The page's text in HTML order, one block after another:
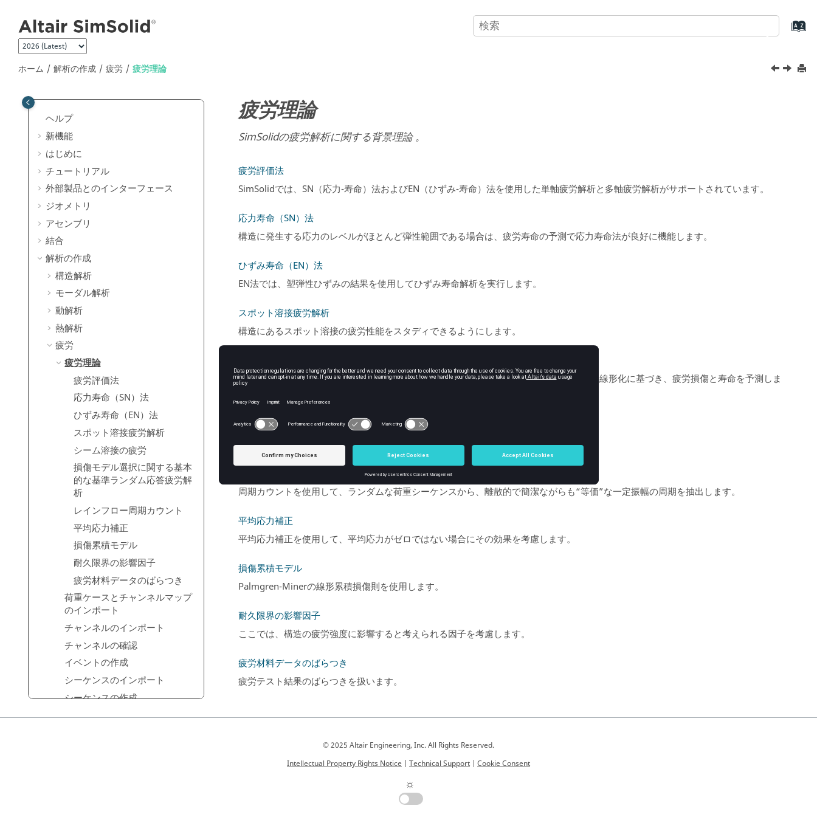
ホーム 解析の作成 疲労 疲労理論
ヘルプ
新機能
はじめに
チュートリアル
外部製品とのインターフェース
ジオメトリ
アセンブリ
結合
解析の作成
構造解析
モーダル解析
動解析
熱解析
疲労
疲労理論
疲労評価法
応力寿命（SN）法
ひずみ寿命（EN）法
スポット溶接疲労解析
シーム溶接の疲労
損傷モデル選択に関する基本
的な基準ランダム応答疲労解
析
レインフロー周期カウント
平均応力補正
損傷累積モデル
耐久限界の影響因子
疲労材料データのばらつき
荷重ケースとチャンネルマップ
のインポート
チャンネルのインポート
チャンネルの確認
イベントの作成
シーケンスのインポート
シーケンスの作成
電磁界解析
疲労理論
SimSolidの疲労解析に関する背景理論 。
疲労評価法
SimSolidでは、SN（応力-寿命）法およびEN（ひずみ-寿命）法を使用した単軸疲労解析と多軸疲労解析がサポートされています。
応力寿命（SN）法
構造に発生する応力のレベルがほとんど弾性範囲である場合は、疲労寿命の予測で応力寿命法が良好に機能します。
ひずみ寿命（EN）法
EN法では、塑弾性ひずみの結果を使用してひずみ寿命解析を実行します。
スポット溶接疲労解析
構造にあるスポット溶接の疲労性能をスタディできるようにします。
SimSolidに実装されているシーム溶接の疲労は、Volvoメソッドと組み合わされた応力の線形化に基づき、疲労損傷と寿命を予測しま
す。線形化応力は、板厚方向の弾性応力場を、同等の膜応力と曲げ応力に分解します。
損傷モデル選択に関する基本的な基準ランダム応答疲労解析
ランダムな荷重を受ける構造物の疲労寿命に関するスタディです。
周期カウントを使用して、ランダムな荷重シーケンスから、離散的で簡潔ながらも“等価”な一定振幅の周期を抽出します。
平均応力補正
平均応力補正を使用して、平均応力がゼロではない場合にその効果を考慮します。
損傷累積モデル
Palmgren-Minerの線形累積損傷則を使用します。
耐久限界の影響因子
ここでは、構造の疲労強度に影響すると考えられる因子を考慮します。
疲労材料データのばらつき
疲労テスト結果のばらつきを扱います。
© 2025 Altair Engineering, Inc. All Rights Reserved.
Intellectual Property Rights Notice
Technical Support Cookie Consent
☼